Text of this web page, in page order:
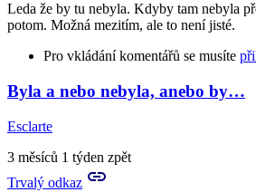
Leda že by tu nebyla. Kdyby tam nebyla
potom. Možná mezitím, ale to není jisté.
Pro vkládání komentářů se musíte
In
reply
to
Hm,
takže
kdyby
Byla a nebo nebyla, anebo by…
Esclarte
3 měsíců 1 týden zpět
Trvalý odkaz